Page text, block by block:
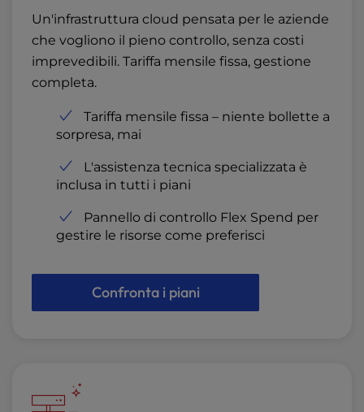
Un'infrastruttura cloud pensata per le aziende
che vogliono il pieno controllo, senza costi
imprevedibili. Tariffa mensile fissa, gestione
completa.
Tariffa mensile fissa – niente bollette a
sorpresa, mai
L'assistenza tecnica specializzata è
inclusa in tutti i piani
Pannello di controllo Flex Spend per
gestire le risorse come preferisci
Confronta i piani